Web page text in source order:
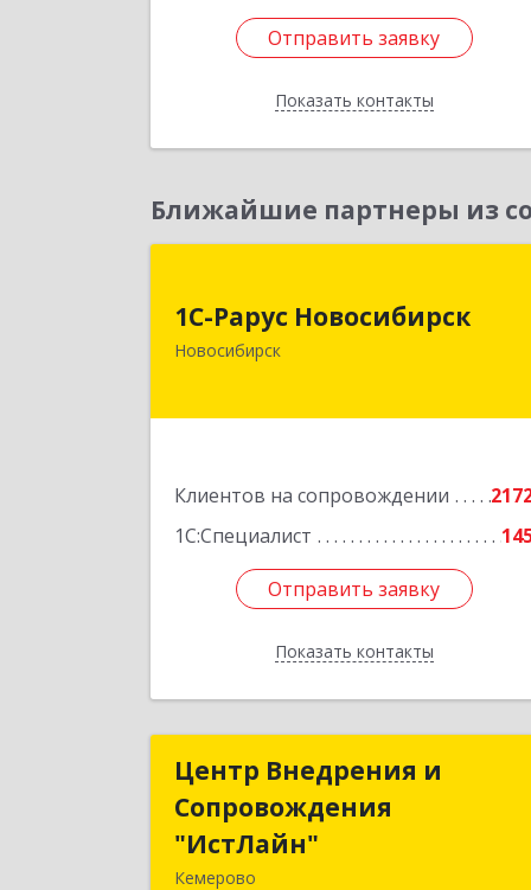
Отправить заявку
Показать контакты
Отправить заявку
Назад
Ближайшие партнеры из
1С-Рарус Новосибирск
Новосибирск
Клиентов на сопровождении
1С:Специалист
Отправить заявку
Показать контакты
630015, Новосибирская обл,
Новосибирск г, Планетная ул, дом №
Отправить заявку
Назад
Центр Внедрения и
Сопровождения
"ИстЛайн"
Кемерово
Центр Внедрения и
Сопровождения